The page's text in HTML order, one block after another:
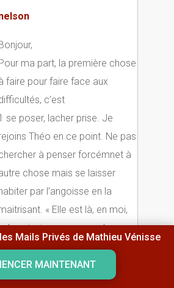
ma part, la première chose
faire pour faire face aux
c’est
se poser, lacher prise. Je
Théo en ce point. Ne pas
à penser forcémnet à
chose mais se laisser
par l’angoisse en la
« Elle est là, en moi,
le sais, je ne peux pas la
de mon corps et
esprit . Ne surtout pas la
Mails Privés de Mathieu Vénisse
MAINTENANT